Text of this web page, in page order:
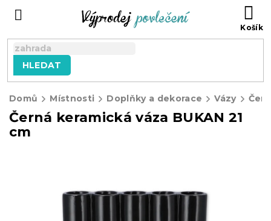
HLEDAT
Domů Místnosti Doplňky a dekorace Vázy
Černá keramická váza BUKAN 21
cm